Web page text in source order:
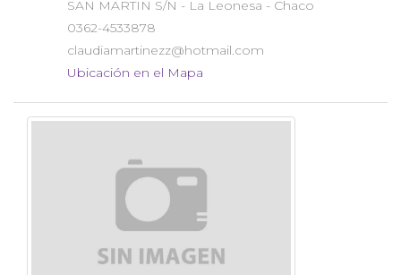
SAN MARTIN S/N - La Leonesa - Chaco
0362-4533878
claudiamartinezz@hotmail.com
Ubicación en el Mapa